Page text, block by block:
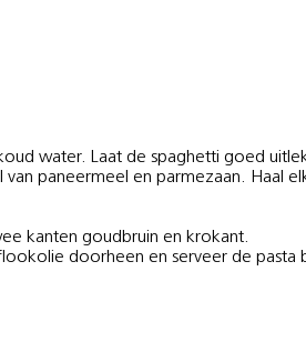
water. Laat de spaghetti goed
paneermeel en parmezaan. Haal
kanten goudbruin en krokant.
doorheen en serveer de pasta